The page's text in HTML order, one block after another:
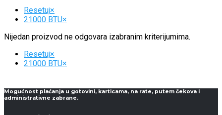
Resetuj×
21000 BTU×
Nijedan proizvod ne odgovara izabranim kriterijumima.
Resetuj×
21000 BTU×
Mogućnost plaćanja u gotovini, karticama, na rate, putem čekova i
administrativne zabrane.